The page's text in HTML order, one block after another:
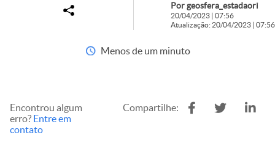
Por geosfera_estadaori
20/04/2023 | 07:56
Atualização: 20/04/2023 | 07:56
Menos de um minuto
Encontrou algum
erro? Entre em
contato
Compartilhe: